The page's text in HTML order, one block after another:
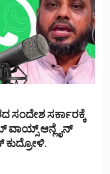
ಸರ್ಕಾರಕ್ಕೆ
ವಾಯ್ಸ್ ಆನ್ಲೈನ್
ಕುದ್ರೋಳಿ.